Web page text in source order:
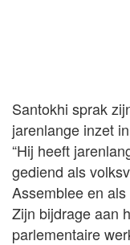
Santokhi sprak
jarenlange inzet
“Hij heeft
gediend als
Assemblee en
Zijn bijdrage aan
parlementaire